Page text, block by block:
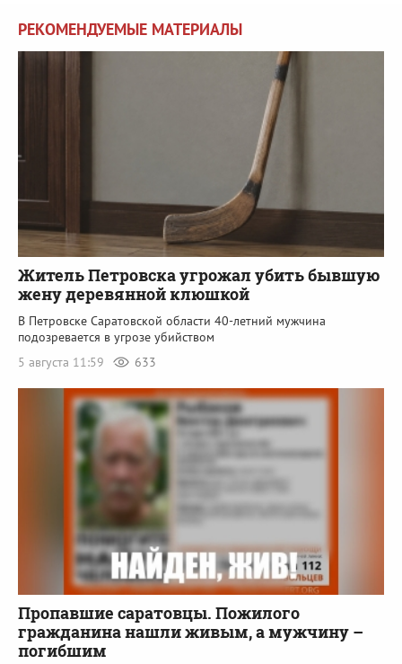
РЕКОМЕНДУЕМЫЕ МАТЕРИАЛЫ
Житель Петровска угрожал убить бывшую
жену деревянной клюшкой
В Петровске Саратовской области 40-летний мужчина
подозревается в угрозе убийством
5 августа 11:59
633
Пропавшие саратовцы. Пожилого
гражданина нашли живым, а мужчину –
погибшим